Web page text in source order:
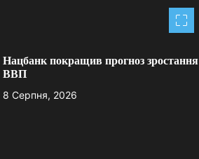
Нацбанк покращив прогноз зростання
ВВП
8 Серпня, 2026